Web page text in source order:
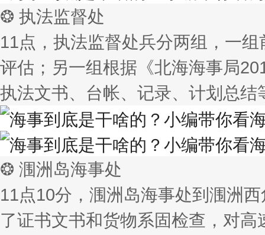
❂ 执法监督处
11点，执法监督处兵分两组，一
评估；另一组根据《北海海事局
执法文书、台帐、记录、计划总结
❂ 涠洲岛海事处
11点10分，涠洲岛海事处到涠洲
了证书文书和货物系固检查，对高